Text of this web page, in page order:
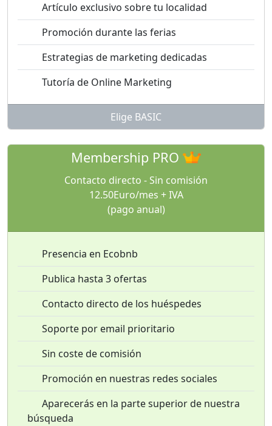
Artículo exclusivo sobre tu localidad
Promoción durante las ferias
Estrategias de marketing dedicadas
Tutoría de Online Marketing
Elige BASIC
Membership PRO
Contacto directo - Sin comisión
12.50Euro/mes + IVA
(pago anual)
Presencia en Ecobnb
Publica hasta 3 ofertas
Contacto directo de los huéspedes
Soporte por email prioritario
Sin coste de comisión
Promoción en nuestras redes sociales
Aparecerás en la parte superior de nuestra
búsqueda